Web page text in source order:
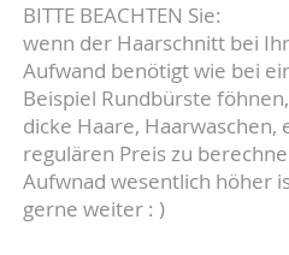
BITTE BEACHTEN Sie:
wenn der Haarschnitt bei
Aufwand benötigt wie bei
Beispiel Rundbürste
dicke Haare, Haarwaschen,
regulären Preis zu
Aufwnad wesentlich höher
gerne weiter : )